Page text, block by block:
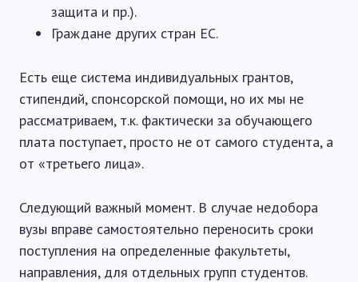
защита и пр.).
Граждане других стран ЕС.
Есть еще система индивидуальных грантов,
стипендий, спонсорской помощи, но их мы не
рассматриваем, т.к. фактически за обучающего
плата поступает, просто не от самого студента, а
от «третьего лица».
Следующий важный момент. В случае недобора
вузы вправе самостоятельно переносить сроки
поступления на определенные факультеты,
направления, для отдельных групп студентов.